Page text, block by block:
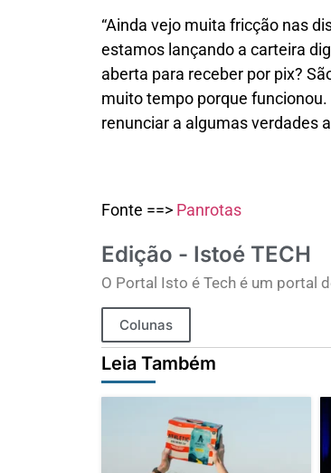
“Ainda vejo muita fricção nas
estamos lançando a carteira
aberta para receber por pix?
muito tempo porque
renunciar a algumas verdades
Fonte ==> Panrotas
Edição - Istoé TECH
O Portal Isto é Tech é um portal
Colunas
Leia Também